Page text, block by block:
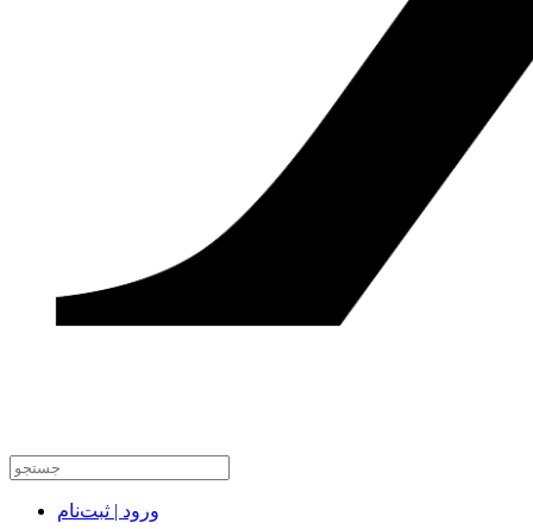
ورود | ثبت‌نام